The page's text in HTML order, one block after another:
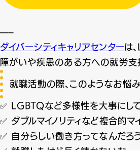
—–
ダイバーシティキャリアセンターは
障がいや疾患のある方への就労支
就職活動の際、このようなお悩
✅ LGBTQなど多様性を大事にし
✅ ダブルマイノリティなど複合的
✅ 自分らしい働き方ってなんだろ